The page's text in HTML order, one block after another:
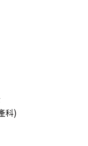
科)